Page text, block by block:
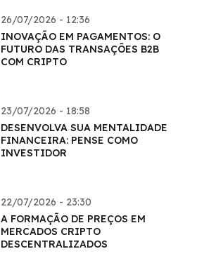
26/07/2026 - 12:36
INOVAÇÃO EM PAGAMENTOS: O
FUTURO DAS TRANSAÇÕES B2B
COM CRIPTO
23/07/2026 - 18:58
DESENVOLVA SUA MENTALIDADE
FINANCEIRA: PENSE COMO
INVESTIDOR
22/07/2026 - 23:30
A FORMAÇÃO DE PREÇOS EM
MERCADOS CRIPTO
DESCENTRALIZADOS